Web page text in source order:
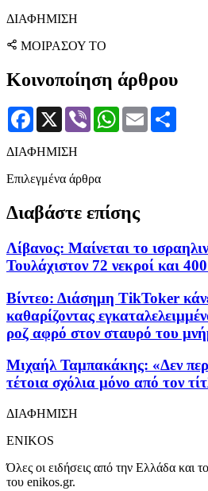
ΔΙΑΦΗΜΙΣΗ
ΜΟΙΡΑΣΟΥ ΤΟ
Κοινοποίηση άρθρου
Facebook
X Viber WhatsApp
Email
ΔΙΑΦΗΜΙΣΗ
Επιλεγμένα άρθρα
Διαβάστε επίσης
Λίβανος: Μαίνεται το
Τουλάχιστον 72 νεκροί και
Βίντεο: Διάσημη TikToker
καθαρίζοντας
ροζ αφρό στον σταυρό του
Μιχαήλ Ταμπακάκης: «Δεν
τέτοια σχόλια μόνο από τον
ΔΙΑΦΗΜΙΣΗ
ENIKOS
Όλες οι ειδήσεις από την Ελλάδα και
του enikos.gr.